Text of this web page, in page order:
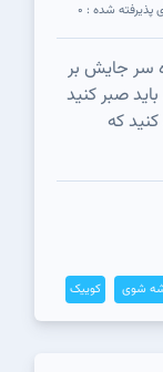
سر جایش بر
صبر کنید
که
شوی کوییک